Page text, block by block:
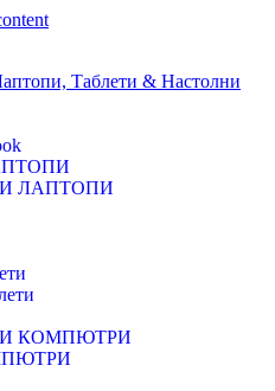
Таблети & Настолни
ЛАПТОПИ
КОМПЮТРИ